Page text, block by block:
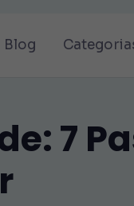
Blog
7